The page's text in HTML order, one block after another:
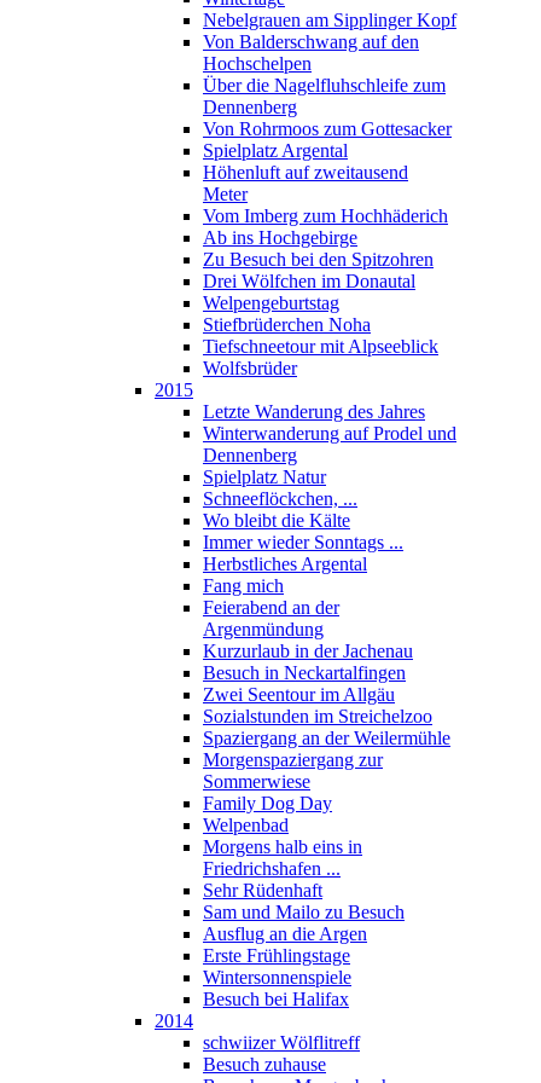
Nebelgrauen am Sipplinger Kopf
Von Balderschwang auf den
Hochschelpen
Über die Nagelfluhschleife zum
Dennenberg
Von Rohrmoos zum Gottesacker
Spielplatz Argental
Höhenluft auf zweitausend
Meter
Vom Imberg zum Hochhäderich
Ab ins Hochgebirge
Zu Besuch bei den Spitzohren
Drei Wölfchen im Donautal
Welpengeburtstag
Stiefbrüderchen Noha
Tiefschneetour mit Alpseeblick
Wolfsbrüder
2015
Letzte Wanderung des Jahres
Winterwanderung auf Prodel und
Dennenberg
Spielplatz Natur
Schneeflöckchen, ...
Wo bleibt die Kälte
Immer wieder Sonntags ...
Herbstliches Argental
Fang mich
Feierabend an der
Argenmündung
Kurzurlaub in der Jachenau
Besuch in Neckartalfingen
Zwei Seentour im Allgäu
Sozialstunden im Streichelzoo
Spaziergang an der Weilermühle
Morgenspaziergang zur
Sommerwiese
Family Dog Day
Welpenbad
Morgens halb eins in
Friedrichshafen ...
Sehr Rüdenhaft
Sam und Mailo zu Besuch
Ausflug an die Argen
Erste Frühlingstage
Wintersonnenspiele
Besuch bei Halifax
2014
schwiizer Wölflitreff
Besuch zuhause